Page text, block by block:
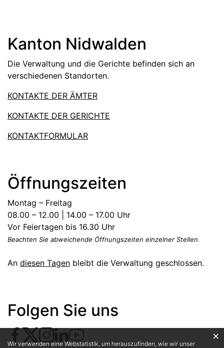
Fussbereich
Kanton Nidwalden
Die Verwaltung und die Gerichte befinden sich an
verschiedenen Standorten.
KONTAKTE DER ÄMTER
KONTAKTE DER GERICHTE
KONTAKTFORMULAR
Öffnungszeiten
Montag – Freitag
08.00 – 12.00 | 14.00 – 17.00 Uhr
Vor Feiertagen bis 16.30 Uhr
Beachten Sie abweichende Öffnungszeiten einzelner Stellen.
An diesen Tagen bleibt die Verwaltung geschlossen.
Folgen Sie uns
Webstatistik
Wir verwenden eine Webstatistik, um herauszufinden, wie wir unser
×